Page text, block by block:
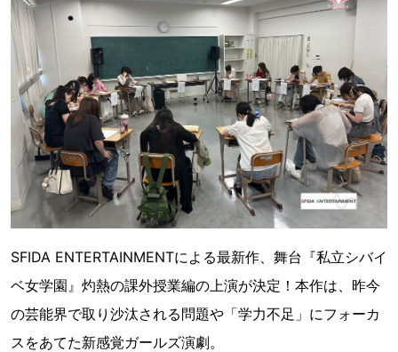
SFIDA ENTERTAINMENTによる最新作、舞台『私立シバイ
ベ女学園』灼熱の課外授業編の上演が決定！本作は、昨今
の芸能界で取り沙汰される問題や「学力不足」にフォーカ
スをあてた新感覚ガールズ演劇。